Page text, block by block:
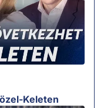
Keleten